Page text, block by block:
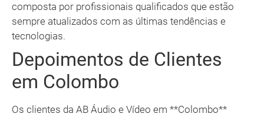
composta por profissionais qualificados que estão
sempre atualizados com as últimas tendências e
tecnologias.
Depoimentos de Clientes
em Colombo
Os clientes da AB Áudio e Vídeo em **Colombo**